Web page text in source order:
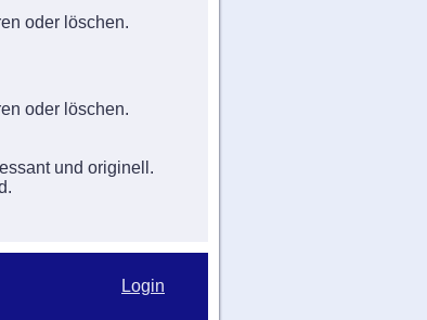
oder löschen.
oder löschen.
und originell.
Login